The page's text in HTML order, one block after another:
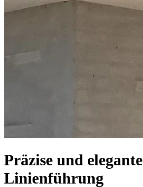
Präzise und elegante
Linienführung